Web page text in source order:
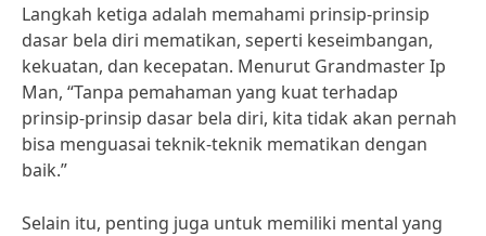
Langkah ketiga adalah memahami prinsip-prinsip
dasar bela diri mematikan, seperti keseimbangan,
kekuatan, dan kecepatan. Menurut Grandmaster Ip
Man, “Tanpa pemahaman yang kuat terhadap
prinsip-prinsip dasar bela diri, kita tidak akan pernah
bisa menguasai teknik-teknik mematikan dengan
baik.”
Selain itu, penting juga untuk memiliki mental yang